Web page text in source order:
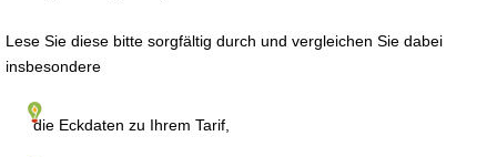
Lese Sie diese bitte sorgfältig durch und vergleichen Sie dabei
insbesondere
die Eckdaten zu Ihrem Tarif,